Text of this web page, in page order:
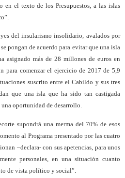
en el texto de los Presupuestos, a las islas
del insularismo insolidario, avalados por
pongan de acuerdo para evitar que una isla
asignado más de 28 millones de euros en
para comenzar el ejercicio de 2017 de 5,9
suscrito entre el Cabildo y sus tres
que una isla que ha sido tan castigada
una oportunidad de desarrollo.
supondrá una merma del 70% de esos
al Programa presentado por las cuatro
–declara- con sus apetencias, para unos
personales, en una situación cuanto
de vista político y social”.